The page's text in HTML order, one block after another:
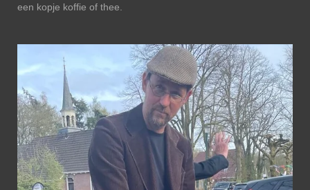
een kopje koffie of thee.